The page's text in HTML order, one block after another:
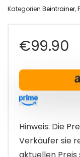
Kategorien Beintrainer,
€99.90
Hinweis: Die
Verkäufer sie
aktuellen